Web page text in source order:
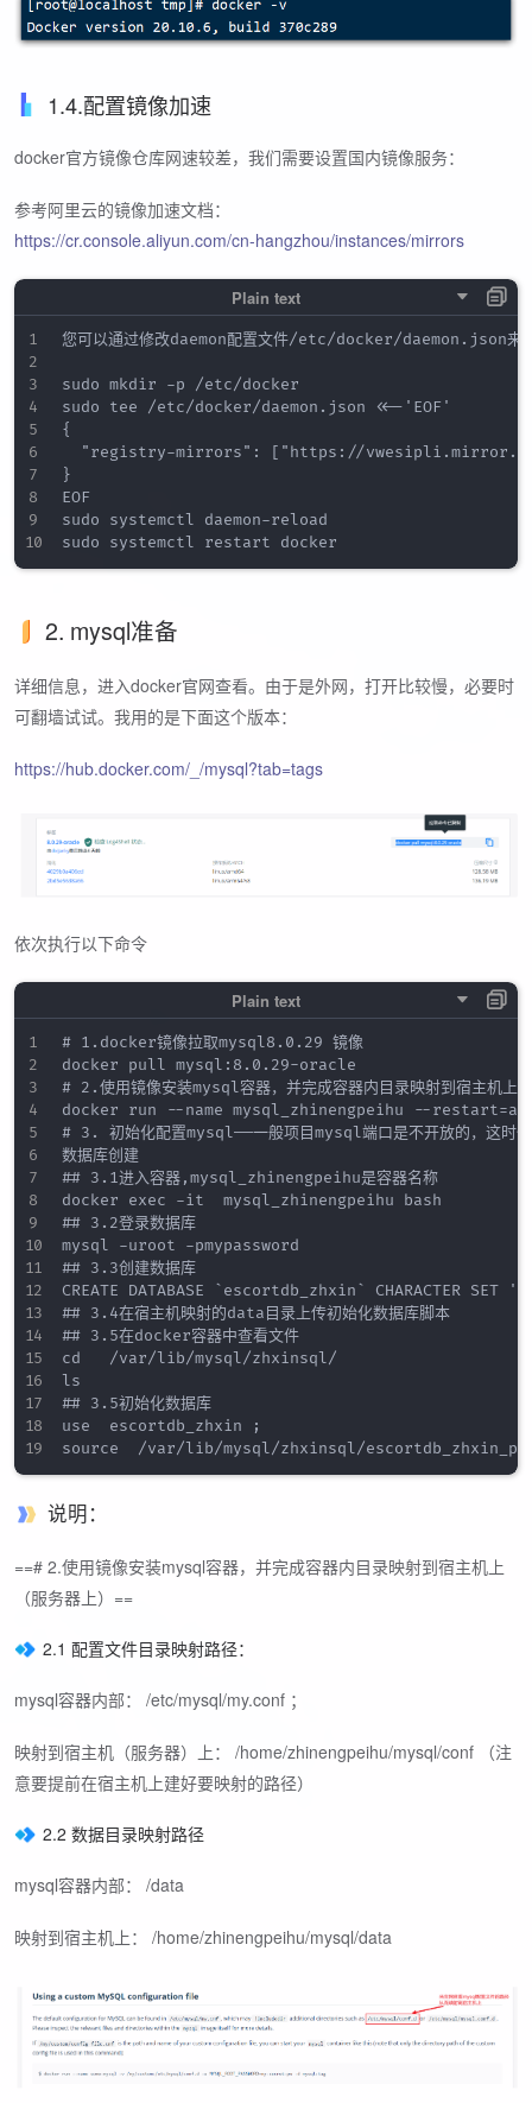
1.4.配置镜像加速
docker官方镜像仓库网速较差，我们需要设置国内镜像服务：
参考阿里云的镜像加速文档：
https://cr.console.aliyun.com/cn-hangzhou/instances/mirrors
您可以通过修改daemon配置文件/etc/docker/daemon.json来
sudo mkdir -p /etc/docker
sudo tee /etc/docker/daemon.json <<-'EOF'
{
"registry-mirrors": ["https://
}
EOF
sudo systemctl daemon-reload
2. mysql准备
详细信息，进入docker官网查看。由于是外网，打开比较慢，必要时
可翻墙试试。我用的是下面这个版本：
https://hub.docker.com/_/mysql?tab=tags
依次执行以下命令
# 1.docker镜像拉取mysql8.0.29 镜像
docker pull mysql:8.0.29-oracle
# 2.使用镜像安装mysql容器，并完成容器内目录映射到宿主机上
docker run --name mysql_zhinengpeihu --
# 3. 初始化配置mysql——一般项目mysql端口是不开放的，这时
数据库创建
## 3.1进入容器,mysql_zhinengpeihu是容器名称
docker exec -it  mysql_zhinengpeihu bash
## 3.2登录数据库
mysql -uroot -pmypassword
## 3.3创建数据库
CREATE DATABASE `escortdb_zhxin` CHARACTER
## 3.4在宿主机映射的data目录上传初始化数据库脚本
## 3.5在docker容器中查看文件
cd   /var/lib/mysql/zhxinsql/
ls
## 3.5初始化数据库
use  escortdb_zhxin ;
说明：
==# 2.使用镜像安装mysql容器，并完成容器内目录映射到宿主机上
（服务器上）==
2.1 配置文件目录映射路径：
mysql容器内部： /etc/mysql/my.conf ；
映射到宿主机（服务器）上： /home/zhinengpeihu/mysql/conf （注
意要提前在宿主机上建好要映射的路径）
2.2 数据目录映射路径
mysql容器内部： /data
映射到宿主机上： /home/zhinengpeihu/mysql/data